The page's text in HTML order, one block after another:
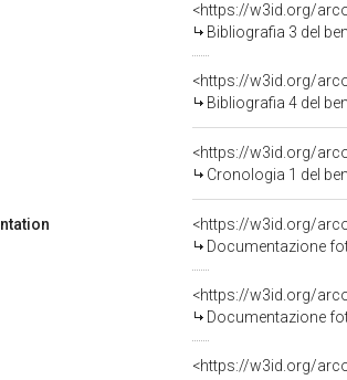
<https://w3id.org/
Bibliografia 3 del
<https://w3id.org/
Bibliografia 4 del
<https://w3id.org/
Cronologia 1 del
Documentazione
Documentazione
<https://w3id.org/